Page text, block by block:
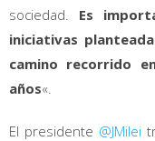
sociedad. Es
iniciativas
camino recorrido
años«.
El presidente @JMilei